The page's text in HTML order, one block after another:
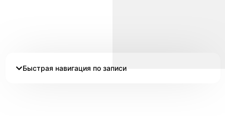
Быстрая навигация по записи